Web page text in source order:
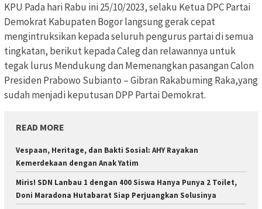
KPU Pada hari Rabu ini 25/10/2023, selaku Ketua DPC Partai
Demokrat Kabupaten Bogor langsung gerak cepat
mengintruksikan kepada seluruh pengurus partai di semua
tingkatan, berikut kepada Caleg dan relawannya untuk
tegak lurus Mendukung dan Memenangkan pasangan Calon
Presiden Prabowo Subianto – Gibran Rakabuming Raka,yang
sudah menjadi keputusan DPP Partai Demokrat.
READ MORE
Vespaan, Heritage, dan Bakti Sosial: AHY Rayakan
Kemerdekaan dengan Anak Yatim
Miris! SDN Lanbau 1 dengan 400 Siswa Hanya Punya 2 Toilet,
Doni Maradona Hutabarat Siap Perjuangkan Solusinya